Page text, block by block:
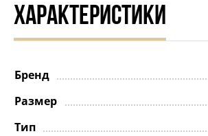
ХАРАКТЕРИСТИКИ
Бренд
Размер
Тип